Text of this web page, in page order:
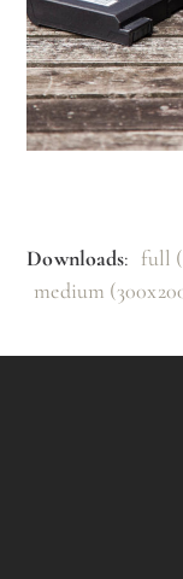
Downloads: full
medium